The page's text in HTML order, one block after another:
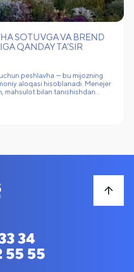
SOTUVGA VA BREND
QANDAY TA’SIR
peshlavha — bu mijozning
aloqasi hisoblanadi. Menejer
mahsulot bilan tanishishdan…
34
55 55